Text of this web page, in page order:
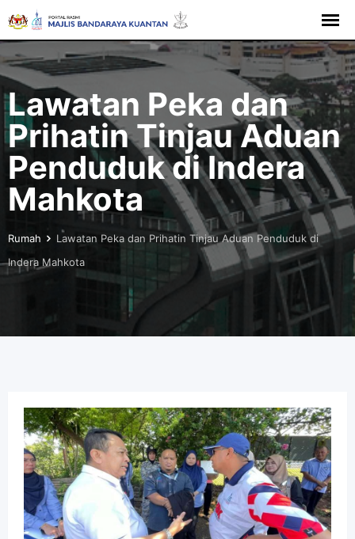
Langkau
kandungan
Lawatan Peka dan
Prihatin Tinjau Aduan
Penduduk di Indera
Mahkota
Rumah
Lawatan Peka dan Prihatin Tinjau Aduan Penduduk di
Indera Mahkota